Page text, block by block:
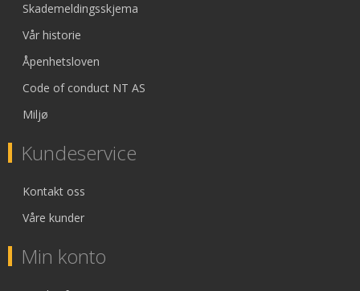
Skademeldingsskjema
Vår historie
Åpenhetsloven
Code of conduct NT AS
Miljø
Kundeservice
Kontakt oss
Våre kunder
Min konto